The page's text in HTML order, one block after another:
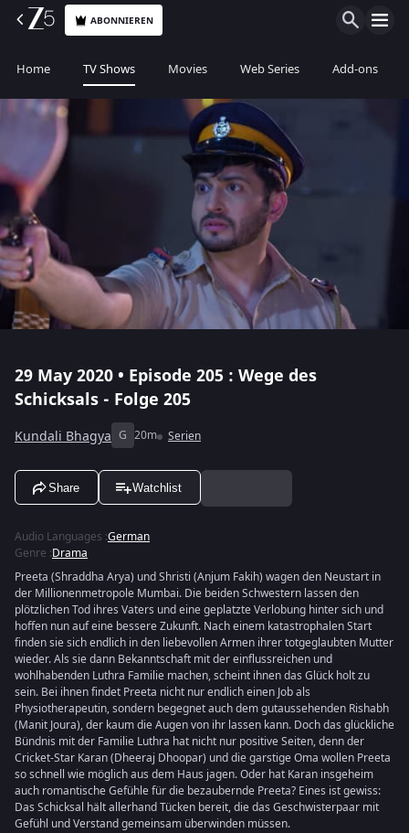
ABONNIEREN
Home TV Shows Movies Web Series Add-ons
29 May 2020 • Episode 205 : Wege des
Schicksals - Folge 205
Kundali Bhagya G 20m Serien
Share Watchlist
Audio Languages :German
Genre :Drama
Preeta (Shraddha Arya) und Shristi (Anjum Fakih) wagen den Neustart in
der Millionenmetropole Mumbai. Die beiden Schwestern lassen den
plötzlichen Tod ihres Vaters und eine geplatzte Verlobung hinter sich und
hoffen nun auf eine bessere Zukunft. Nach einem katastrophalen Start
finden sie sich endlich in den liebevollen Armen ihrer totgeglaubten Mutter
wieder. Als sie dann Bekanntschaft mit der einflussreichen und
wohlhabenden Luthra Familie machen, scheint ihnen das Glück holt zu
sein. Bei ihnen findet Preeta nicht nur endlich einen Job als
Physiotherapeutin, sondern begegnet auch dem gutaussehenden Rishabh
(Manit Joura), der kaum die Augen von ihr lassen kann. Doch das glückliche
Bündnis mit der Familie Luthra hat nicht nur positive Seiten, denn der
Cricket-Star Karan (Dheeraj Dhoopar) und die garstige Oma wollen Preeta
so schnell wie möglich aus dem Haus jagen. Oder hat Karan insgeheim
auch romantische Gefühle für die bezaubernde Preeta? Eines ist gewiss:
Das Schicksal hält allerhand Tücken bereit, die das Geschwisterpaar mit
Gefühl und Verstand gemeinsam überwinden müssen.